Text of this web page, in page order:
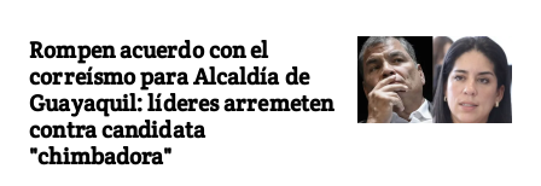
Rompen acuerdo con el
correísmo para Alcaldía de
Guayaquil: líderes arremeten
contra candidata
"chimbadora"